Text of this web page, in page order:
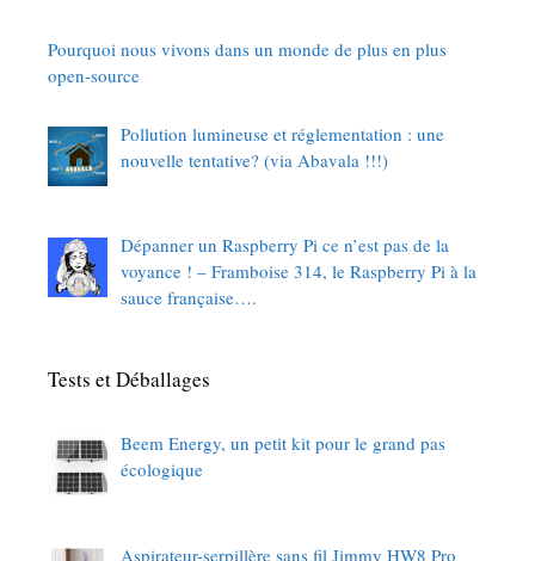
Pourquoi nous vivons dans un monde de plus en plus
open-source
Pollution lumineuse et réglementation : une
nouvelle tentative? (via Abavala !!!)
Dépanner un Raspberry Pi ce n’est pas de la
voyance ! – Framboise 314, le Raspberry Pi à la
sauce française….
Tests et Déballages
Beem Energy, un petit kit pour le grand pas
écologique
Aspirateur-serpillère sans fil Jimmy HW8 Pro